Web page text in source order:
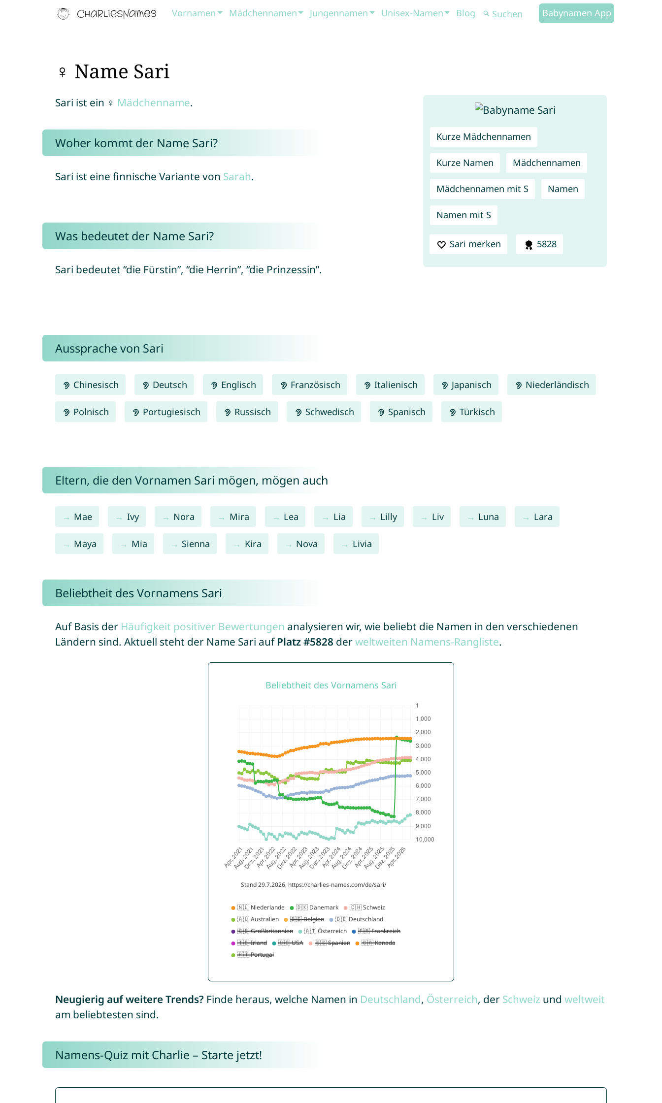
Vornamen Mädchennamen Jungennamen Unisex-Namen Blog Babynamen App
♀ Name Sari
Kurze Mädchennamen
Kurze Namen Mädchennamen
Mädchennamen mit S Namen
Namen mit S
Sari merken 5828
Sari ist ein ♀ Mädchenname.
Woher kommt der Name Sari?
Sari ist eine finnische Variante von Sarah.
Was bedeutet der Name Sari?
Sari bedeutet “die Fürstin”, “die Herrin”, “die Prinzessin”.
Aussprache von Sari
Chinesisch Deutsch Englisch Französisch Italienisch Japanisch Niederländisch
Polnisch Portugiesisch Russisch Schwedisch Spanisch Türkisch
Eltern, die den Vornamen Sari mögen, mögen auch
Mae Ivy Nora Mira Lea Lia Lilly Liv Luna Lara
Maya Mia Sienna Kira Nova Livia
Beliebtheit des Vornamens Sari
Auf Basis der Häufigkeit positiver Bewertungen analysieren wir, wie beliebt die Namen in den verschiedenen
Ländern sind. Aktuell steht der Name Sari auf Platz #5828 derweltweiten Namens-Rangliste.
Neugierig auf weitere Trends? Finde heraus, welche Namen in Deutschland, Österreich, der Schweiz und weltweit
am beliebtesten sind.
Namens-Quiz mit Charlie – Starte jetzt!